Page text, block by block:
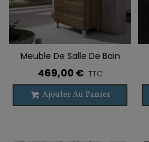
Meuble De Salle De Bain
Sur Pieds BOX 3 Tiroirs Avec
Lavabo
469,00 € TTC
Ajouter Au Panier